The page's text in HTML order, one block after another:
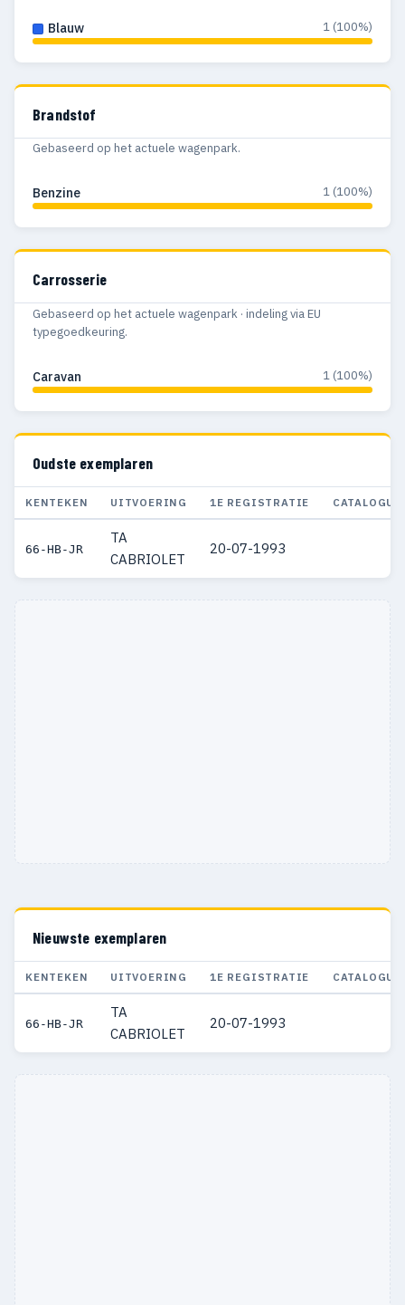
Blauw 1 (100%)
Brandstof
Gebaseerd op het actuele wagenpark.
Benzine 1 (100%)
Carrosserie
Gebaseerd op het actuele wagenpark · indeling via EU
typegoedkeuring.
Caravan 1 (100%)
Oudste exemplaren
KENTEKEN UITVOERING 1E REGISTRATIE
66-HB-JR
TA
CABRIOLET
20-07-1993
Nieuwste exemplaren
KENTEKEN UITVOERING 1E REGISTRATIE
66-HB-JR
TA
CABRIOLET
20-07-1993